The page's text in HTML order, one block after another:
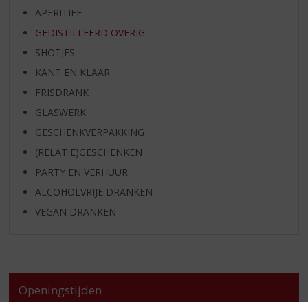
APERITIEF
GEDISTILLEERD OVERIG
SHOTJES
KANT EN KLAAR
FRISDRANK
GLASWERK
GESCHENKVERPAKKING
(RELATIE)GESCHENKEN
PARTY EN VERHUUR
ALCOHOLVRIJE DRANKEN
VEGAN DRANKEN
Openingstijden